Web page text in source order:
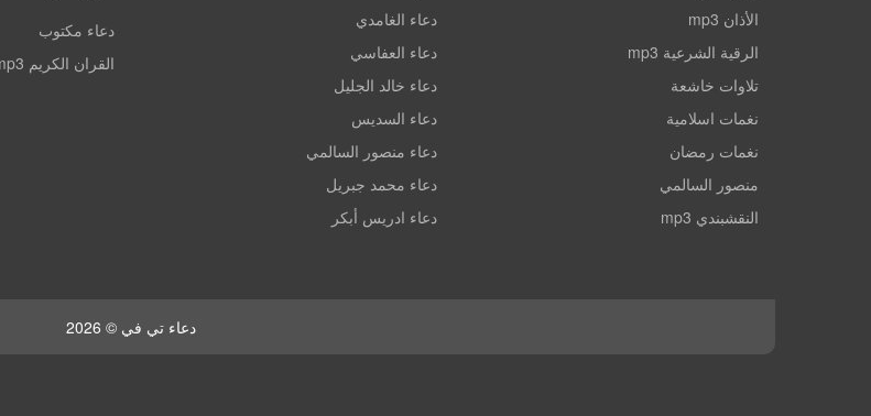
الأذان mp3
الرقية الشرعية mp3
تلاوات خاشعة
نغمات اسلامية
نغمات رمضان
منصور السالمي
النقشبندي mp3
دعاء الغامدي
دعاء العفاسي
دعاء خالد الجليل
دعاء السديس
دعاء منصور السالمي
دعاء محمد جبريل
دعاء ادريس أبكر
دعاء مكتوب
القران الكريم mp3
دعاء تي في © 2026